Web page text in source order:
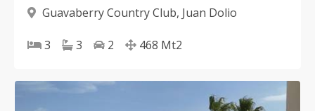
Guavaberry Country Club, Juan Dolio
3 3 2 468 Mt2